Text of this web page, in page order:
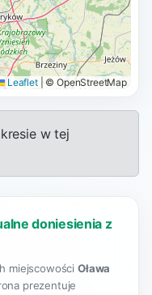
Leaflet © OpenStreetMap
w tej
doniesienia z
miejscowości Oława
prezentuje